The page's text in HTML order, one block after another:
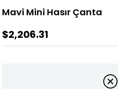
Mavi Mini Hasır Çanta
$2,206.31